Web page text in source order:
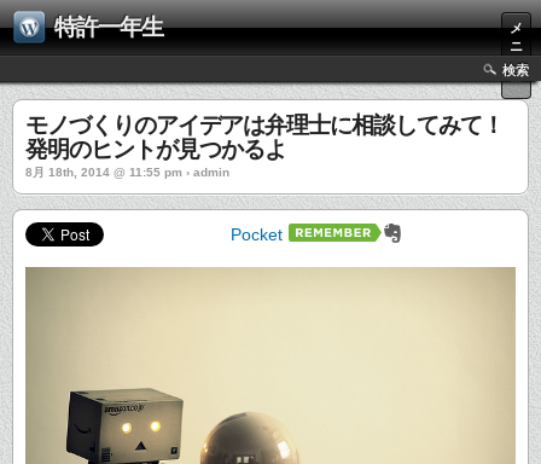
特許一年生
メ
ニ
ュ
ー
検索
モノづくりのアイデアは弁理士に相談してみて！
発明のヒントが見つかるよ
8月 18th, 2014 @ 11:55 pm › admin
Pocket